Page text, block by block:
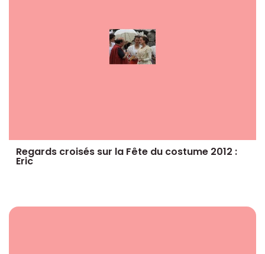
Regards croisés sur la Fête du costume 2012 :
Eric